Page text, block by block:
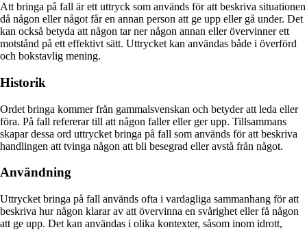
Att bringa på fall är ett uttryck som används för att beskriva situationen
då någon eller något får en annan person att ge upp eller gå under. Det
kan också betyda att någon tar ner någon annan eller övervinner ett
motstånd på ett effektivt sätt. Uttrycket kan användas både i överförd
och bokstavlig mening.
Historik
Ordet bringa kommer från gammalsvenskan och betyder att leda eller
föra. På fall refererar till att någon faller eller ger upp. Tillsammans
skapar dessa ord uttrycket bringa på fall som används för att beskriva
handlingen att tvinga någon att bli besegrad eller avstå från något.
Användning
Uttrycket bringa på fall används ofta i vardagliga sammanhang för att
beskriva hur någon klarar av att övervinna en svårighet eller få någon
att ge upp. Det kan användas i olika kontexter, såsom inom idrott,